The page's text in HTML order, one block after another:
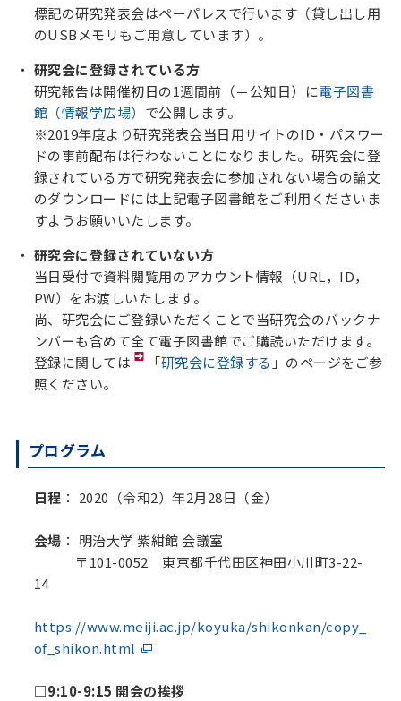
標記の研究発表会はペーパレスで行います（貸し出し用
のUSBメモリもご用意しています）。
研究会に登録されている方
研究報告は開催初日の1週間前（＝公知日）に電子図書
館（情報学広場） で公開します。
※2019年度より研究発表会当日用サイトのID・パスワー
ドの事前配布は行わないことになりました。研究会に登
録されている方で研究発表会に参加されない場合の論文
のダウンロードには上記電子図書館をご利用くださいま
すようお願いいたします。
研究会に登録されていない方
当日受付で資料閲覧用のアカウント情報（URL，ID，
PW）をお渡しいたします。
尚、研究会にご登録いただくことで当研究会のバックナ
ンバーも含めて全て電子図書館でご購読いただけます。
登録に関しては
「研究会に登録する 」のページをご参
照ください。
プログラム
日程 ： 2020（令和2）年2月28日（金）
会場 ： 明治大学 紫紺館 会議室
〒101-0052 東京都千代田区神田小川町3-22-
14
https://www.meiji.ac.jp/koyuka/shikonkan/copy_
of_shikon.html
□9:10-9:15 開会の挨拶